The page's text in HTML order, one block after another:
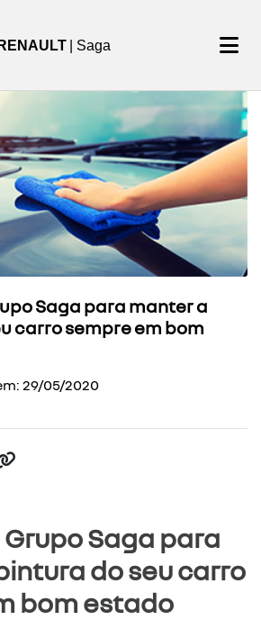
RENAULT | Saga
Saga para manter a
carro sempre em bom
29/05/2020
Grupo Saga para
do seu carro
bom estado